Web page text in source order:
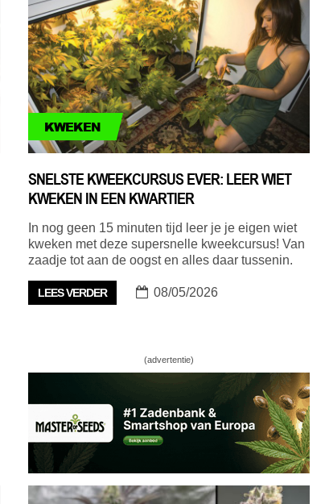
KWEKEN
SNELSTE KWEEKCURSUS EVER: LEER WIET
KWEKEN IN EEN KWARTIER
In nog geen 15 minuten tijd leer je je eigen wiet
kweken met deze supersnelle kweekcursus! Van
zaadje tot aan de oogst en alles daar tussenin.
LEES VERDER 08/05/2026
(advertentie)